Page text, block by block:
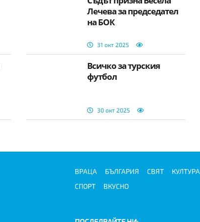
Лечева за председател
на БОК
31 окт 2025
Всичко за турския
футбол
30 окт 2025
ВРАЦА БЪЛГАРИЯ СВЯТ КУЛТУРА
СПОРТ
ВКУСНО